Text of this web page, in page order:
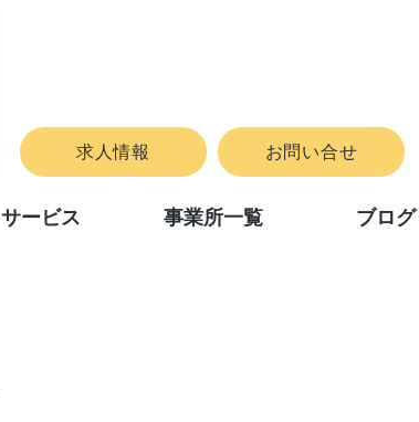
求人情報 お問い合せ
サービス 事業所一覧 ブログ